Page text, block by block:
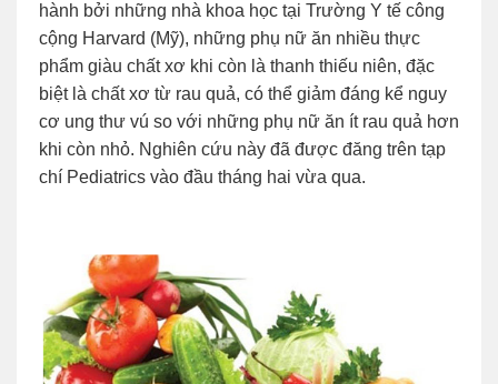
hành bởi những nhà khoa học tại Trường Y tế công
cộng Harvard (Mỹ), những phụ nữ ăn nhiều thực
phẩm giàu chất xơ khi còn là thanh thiếu niên, đặc
biệt là chất xơ từ rau quả, có thể giảm đáng kể nguy
cơ ung thư vú so với những phụ nữ ăn ít rau quả hơn
khi còn nhỏ. Nghiên cứu này đã được đăng trên tạp
chí Pediatrics vào đầu tháng hai vừa qua.